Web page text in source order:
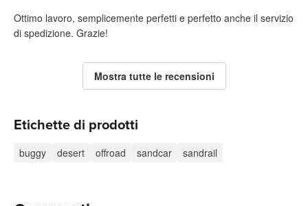
Ottimo lavoro, semplicemente perfetti e perfetto anche il servizio
di spedizione. Grazie!
Mostra tutte le recensioni
Etichette di prodotti
buggy desert offroad sandcar sandrail